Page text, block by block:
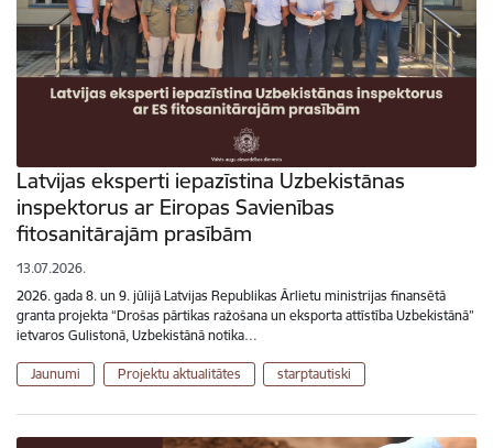
Latvijas eksperti iepazīstina Uzbekistānas
inspektorus ar Eiropas Savienības
fitosanitārajām prasībām
13.07.2026.
2026. gada 8. un 9. jūlijā Latvijas Republikas Ārlietu ministrijas finansētā
granta projekta “Drošas pārtikas ražošana un eksporta attīstība Uzbekistānā”
ietvaros Gulistonā, Uzbekistānā notika…
Jaunumi Projektu aktualitātes starptautiski